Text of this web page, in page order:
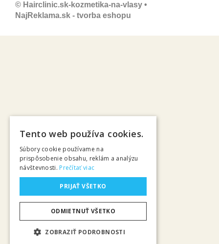
© Hairclinic.sk-kozmetika-na-vlasy •
NajReklama.sk - tvorba eshopu
Tento web používa cookies.
Súbory cookie používame na
prispôsobenie obsahu, reklám a analýzu
návštevnosti. Prečítať viac
PRIJAŤ VŠETKO
ODMIETNUŤ VŠETKO
ZOBRAZIŤ PODROBNOSTI